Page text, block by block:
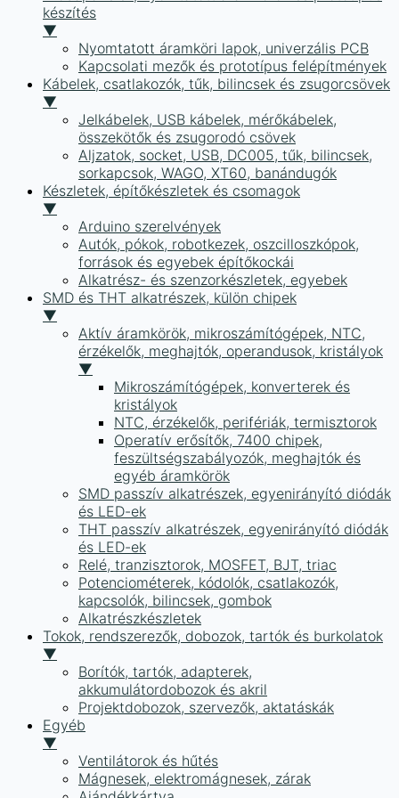
készítés
▼
Nyomtatott áramköri lapok, univerzális PCB
Kapcsolati mezők és prototípus felépítmények
Kábelek, csatlakozók, tűk, bilincsek és zsugorcsövek
▼
Jelkábelek, USB kábelek, mérőkábelek,
összekötők és zsugorodó csövek
Aljzatok, socket, USB, DC005, tűk, bilincsek,
sorkapcsok, WAGO, XT60, banándugók
Készletek, építőkészletek és csomagok
▼
Arduino szerelvények
Autók, pókok, robotkezek, oszcilloszkópok,
források és egyebek építőkockái
Alkatrész- és szenzorkészletek, egyebek
SMD és THT alkatrészek, külön chipek
▼
Aktív áramkörök, mikroszámítógépek, NTC,
érzékelők, meghajtók, operandusok, kristályok
▼
Mikroszámítógépek, konverterek és
kristályok
NTC, érzékelők, perifériák, termisztorok
Operatív erősítők, 7400 chipek,
feszültségszabályozók, meghajtók és
egyéb áramkörök
SMD passzív alkatrészek, egyenirányító diódák
és LED-ek
THT passzív alkatrészek, egyenirányító diódák
és LED-ek
Relé, tranzisztorok, MOSFET, BJT, triac
Potenciométerek, kódolók, csatlakozók,
kapcsolók, bilincsek, gombok
Alkatrészkészletek
Tokok, rendszerezők, dobozok, tartók és burkolatok
▼
Borítók, tartók, adapterek,
akkumulátordobozok és akril
Projektdobozok, szervezők, aktatáskák
Egyéb
▼
Ventilátorok és hűtés
Mágnesek, elektromágnesek, zárak